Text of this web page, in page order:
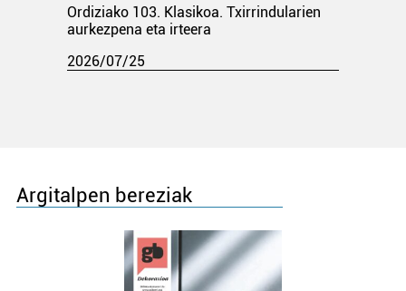
Ordiziako 103. Klasikoa. Txirrindularien
aurkezpena eta irteera
2026/07/25
Argitalpen bereziak